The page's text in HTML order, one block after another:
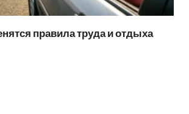
правила труда и отдыха